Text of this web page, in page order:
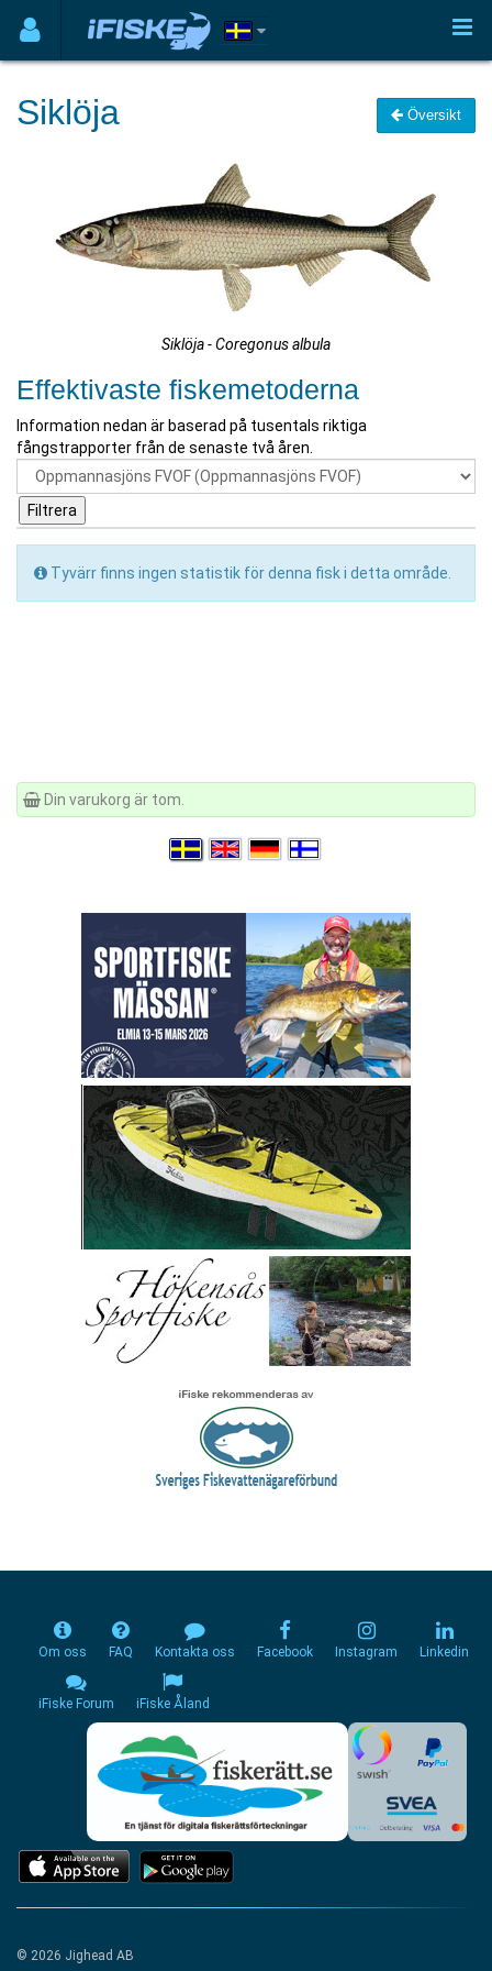
Siklöja Översikt
Siklöja - Coregonus albula
Effektivaste fiskemetoderna
Information nedan är baserad på tusentals riktiga
fångstrapporter från de senaste två åren.
Tyvärr finns ingen statistik för denna fisk i detta område.
Din varukorg är tom.
Om oss FAQ Kontakta oss Facebook Instagram Linkedin
iFiske Forum iFiske Åland
© 2026 Jighead AB